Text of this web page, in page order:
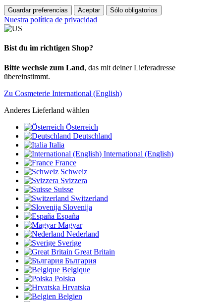
Guardar preferencias Aceptar Sólo obligatorios
Nuestra política de privacidad
Bist du im richtigen Shop?
Bitte wechsle zum Land, das mit deiner Lieferadresse
übereinstimmt.
Zu Cosmeterie International (English)
Anderes Lieferland wählen
Österreich
Deutschland
Italia
International (English)
France
Schweiz
Svizzera
Suisse
Switzerland
Slovenija
España
Magyar
Nederland
Sverige
Great Britain
България
Belgique
Polska
Hrvatska
Belgien